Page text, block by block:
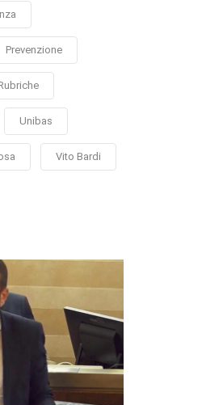
Prevenzione
Unibas
Vito Bardi